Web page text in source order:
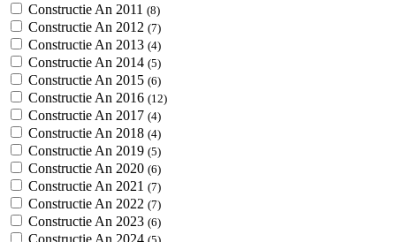
Constructie An 2011 (8)
Constructie An 2012 (7)
Constructie An 2013 (4)
Constructie An 2014 (5)
Constructie An 2015 (6)
Constructie An 2016 (12)
Constructie An 2017 (4)
Constructie An 2018 (4)
Constructie An 2019 (5)
Constructie An 2020 (6)
Constructie An 2021 (7)
Constructie An 2022 (7)
Constructie An 2023 (6)
Constructie An 2024